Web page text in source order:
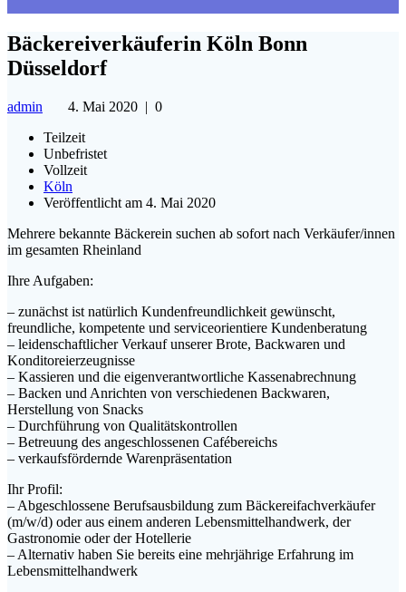
Bäckereiverkäuferin Köln Bonn
Düsseldorf
admin 4. Mai 2020 | 0
Teilzeit
Unbefristet
Vollzeit
Köln
Veröffentlicht am 4. Mai 2020
Mehrere bekannte Bäckerein suchen ab sofort nach Verkäufer/innen
im gesamten Rheinland
Ihre Aufgaben:
– zunächst ist natürlich Kundenfreundlichkeit gewünscht,
freundliche, kompetente und serviceorientiere Kundenberatung
– leidenschaftlicher Verkauf unserer Brote, Backwaren und
Konditoreierzeugnisse
– Kassieren und die eigenverantwortliche Kassenabrechnung
– Backen und Anrichten von verschiedenen Backwaren,
Herstellung von Snacks
– Durchführung von Qualitätskontrollen
– Betreuung des angeschlossenen Cafébereichs
– verkaufsfördernde Warenpräsentation
Ihr Profil:
– Abgeschlossene Berufsausbildung zum Bäckereifachverkäufer
(m/w/d) oder aus einem anderen Lebensmittelhandwerk, der
Gastronomie oder der Hotellerie
– Alternativ haben Sie bereits eine mehrjährige Erfahrung im
Lebensmittelhandwerk